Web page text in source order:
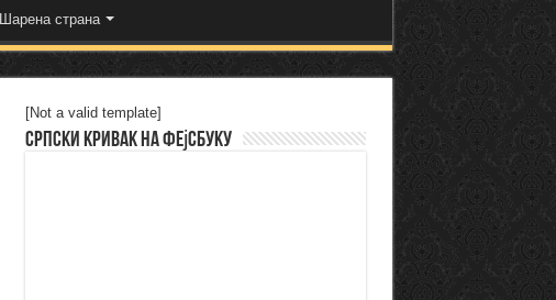
Шарена страна
[Not a valid template]
Српски Кривак на Фејсбуку